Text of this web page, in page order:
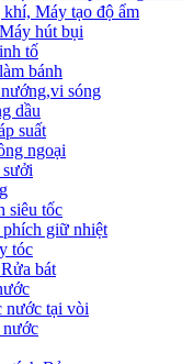
Máy tạo độ ẩm
hút bụi
tố
bánh
sóng
dầu
suất
ngoại
siêu tốc
giữ nhiệt
tóc
bát
nước tại vòi